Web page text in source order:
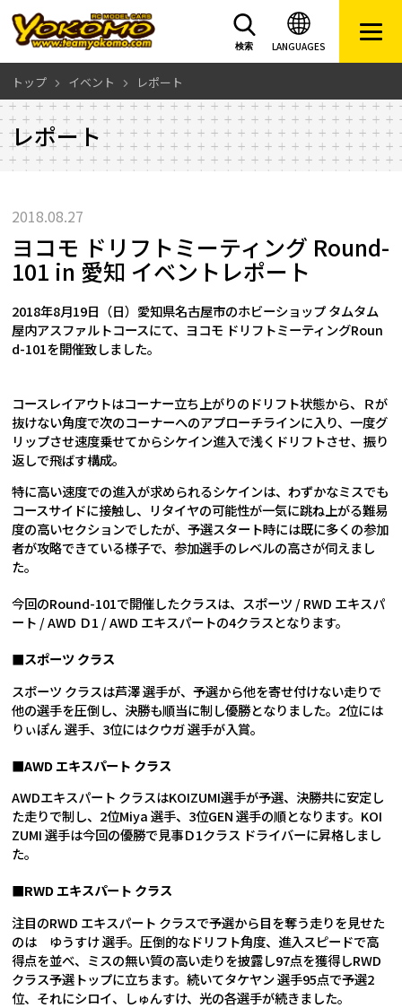
LANGUAGES
検索
トップ イベント レポート
レポート
2018.08.27
ヨコモ ドリフトミーティング Round-
101 in 愛知 イベントレポート
2018年8月19日（日）愛知県名古屋市のホビーショップ タムタム
屋内アスファルトコースにて、ヨコモ ドリフトミーティングRoun
d-101を開催致しました。
コースレイアウトはコーナー立ち上がりのドリフト状態から、Ｒが
抜けない角度で次のコーナーへのアプローチラインに入り、一度グ
リップさせ速度乗せてからシケイン進入で浅くドリフトさせ、振り
返しで飛ばす構成。
特に高い速度での進入が求められるシケインは、わずかなミスでも
コースサイドに接触し、リタイヤの可能性が一気に跳ね上がる難易
度の高いセクションでしたが、予選スタート時には既に多くの参加
者が攻略できている様子で、参加選手のレベルの高さが伺えまし
た。
今回のRound-101で開催したクラスは、スポーツ / RWD エキスパ
ート / AWD Ｄ1 / AWD エキスパートの4クラスとなります。
■スポーツ クラス
スポーツ クラスは芦澤 選手が、予選から他を寄せ付けない走りで
他の選手を圧倒し、決勝も順当に制し優勝となりました。2位には
りぃぽん 選手、3位にはクウガ 選手が入賞。
■AWD エキスパート クラス
AWDエキスパート クラスはKOIZUMI選手が予選、決勝共に安定し
た走りで制し、2位Miya 選手、3位GEN 選手の順となります。KOI
ZUMI 選手は今回の優勝で見事Ｄ1クラス ドライバーに昇格しまし
た。
■RWD エキスパート クラス
注目のRWD エキスパート クラスで予選から目を奪う走りを見せた
のは ゆうすけ 選手。圧倒的なドリフト角度、進入スピードで高
得点を並べ、ミスの無い質の高い走りを披露し97点を獲得しRWD
クラス予選トップに立ちます。続いてタケヤン 選手95点で予選2
位、それにシロイ、しゅんすけ、光の各選手が続きました。